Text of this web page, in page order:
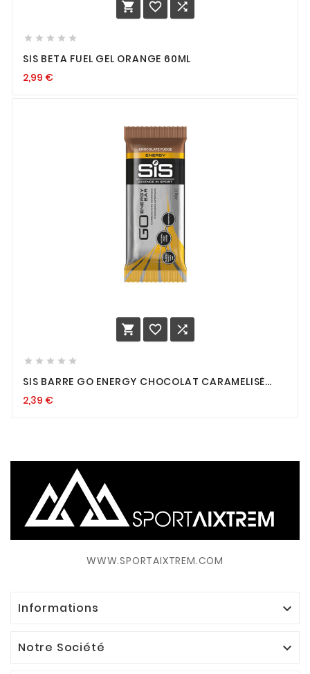
  
    
SIS BETA FUEL GEL ORANGE 60ML
2,99 €
  
    
SIS BARRE GO ENERGY CHOCOLAT CARAMELISÉ
2,39 €
WWW.SPORTAIXTREM.COM
Informations 
Notre Société 